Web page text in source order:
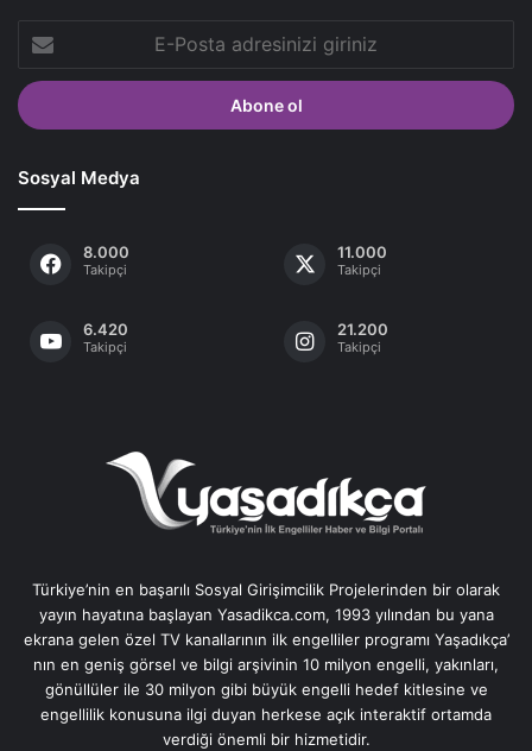
Posta
adresinizi
giriniz
Sosyal Medya
8.000
Takipçi
11.000
Takipçi
6.420
Takipçi
21.200
Takipçi
Türkiye’nin en başarılı Sosyal Girişimcilik Projelerinden bir olarak
yayın hayatına başlayan Yasadikca.com, 1993 yılından bu yana
ekrana gelen özel TV kanallarının ilk engelliler programı Yaşadıkça’
nın en geniş görsel ve bilgi arşivinin 10 milyon engelli, yakınları,
gönüllüler ile 30 milyon gibi büyük engelli hedef kitlesine ve
engellilik konusuna ilgi duyan herkese açık interaktif ortamda
verdiği önemli bir hizmetidir.